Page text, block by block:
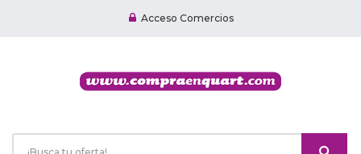
Acceso Comercios